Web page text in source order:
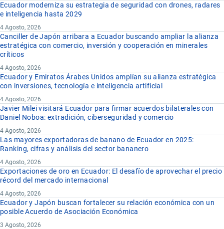
Ecuador moderniza su estrategia de seguridad con drones, radares
e inteligencia hasta 2029
4 Agosto, 2026
Canciller de Japón arribara a Ecuador buscando ampliar la alianza
estratégica con comercio, inversión y cooperación en minerales
críticos
4 Agosto, 2026
Ecuador y Emiratos Árabes Unidos amplían su alianza estratégica
con inversiones, tecnología e inteligencia artificial
4 Agosto, 2026
Javier Milei visitará Ecuador para firmar acuerdos bilaterales con
Daniel Noboa: extradición, ciberseguridad y comercio
4 Agosto, 2026
Las mayores exportadoras de banano de Ecuador en 2025:
Ranking, cifras y análisis del sector bananero
4 Agosto, 2026
Exportaciones de oro en Ecuador: El desafío de aprovechar el precio
récord del mercado internacional
4 Agosto, 2026
Ecuador y Japón buscan fortalecer su relación económica con un
posible Acuerdo de Asociación Económica
3 Agosto, 2026